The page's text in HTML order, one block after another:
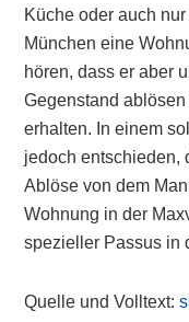
Küche oder auch
München eine
hören, dass er aber
Gegenstand
erhalten. In einem
jedoch entschieden,
Ablöse von dem
Wohnung in der
spezieller Passus in
Quelle und Volltext: